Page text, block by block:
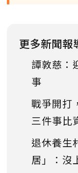
更多新聞報
譚敦慈：
事
戰爭開打
三件事比
退休養生
居」：沒